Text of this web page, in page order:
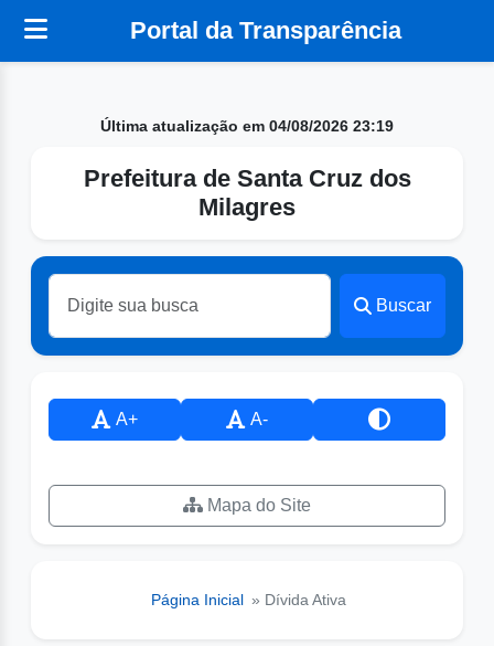
Portal da Transparência
Última atualização em 04/08/2026 23:19
Prefeitura de Santa Cruz dos
Milagres
Buscar
A+ A-
Mapa do Site
Página Inicial » Dívida Ativa